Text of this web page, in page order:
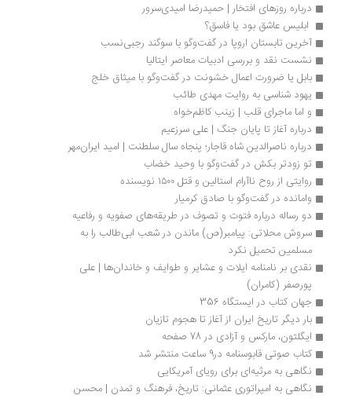
درباره روزهای افتخار | حمیدرضا امیدی‌سرور
ابلیس عاشق بود یا فاسق؟
آخرین تابستان اروپا در گفت‌وگو با سوگند رجبی‌نسب
نشست نقد و بررسی ادبیات معاصر ایتالیا
بابل یا ضرورت اعمال خشونت در گفت‌وگو با میثاق خلج
یهود شناسی به روایت مهدی طائب
و اما ماجرای قلب | زینب کاظم‌خواه
درباره آغاز تا پایان جنگ | علی سرزعیم
درباره ناصرالدین شاه قاجار؛ پنجاه سال سلطنت | امید ایران‌مهر
تو زودتر بکش در گفت‌وگو با وحید خضاب
روایتی از روح ناآرام استالین و قتل ۱۵۰۰ نویسنده
وامانده در گفت‌وگو با صادق كرمیار
دو رساله درباره فتوت و تصوف در طریقه‌های صفویه و رفاعیه
سروش محلاتی: پیامبر(ص) ماندن در شعب ابی‌طالب را به
مسلمین تحمیل نکرد
نقدی بر نامنامه ایلات و عشایر و طوایف و خاندان‌ها | علی
پورصفر (کامران)
جهان کتاب در ایستگاه 356
بار دیگر تاریخ ایران از آغاز تا هجوم تازیان
ایگلتون، مارکس و آزادی در 78 صفحه
کتاب صوتی قابوسنامه در9 ساعت منتشر شد
نگاهی به مرثیه‌ای برای رویای آمریکایی
نگاهی به امپراتوری عثمانی: تاریخ، فرهنگ و تمدن | محسن